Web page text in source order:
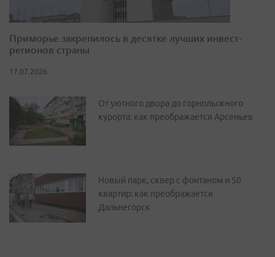
Приморье закрепилось в десятке лучших инвест-
регионов страны
17.07.2026
От уютного двора до горнолыжного
курорта: как преображается Арсеньев
Новый парк, сквер с фонтаном и 50
квартир: как преображается
Дальнегорск